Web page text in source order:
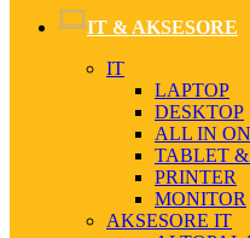
IT & AKSESORE
IT
LAPTOP
DESKTOP
ALL IN
TABLET &
PRINTER
MONITOR
AKSESORE IT